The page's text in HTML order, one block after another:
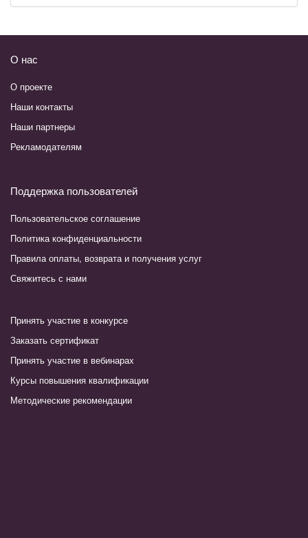
О нас
О проекте
Наши контакты
Наши партнеры
Рекламодателям
Поддержка пользователей
Пользовательское соглашение
Политика конфиденциальности
Правила оплаты, возврата и получения услуг
Свяжитесь с нами
Принять участие в конкурсе
Заказать сертификат
Принять участие в вебинарах
Курсы повышения квалификации
Методические рекомендации